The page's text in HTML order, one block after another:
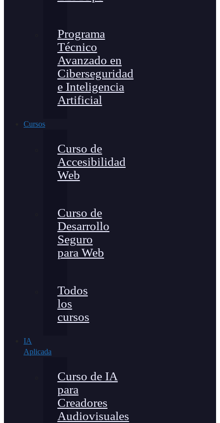
Programa
Técnico
Avanzado en
Ciberseguridad
e Inteligencia
Artificial
Cursos
Curso de
Accesibilidad
Web
Curso de
Desarrollo
Seguro
para Web
Todos
los
cursos
IA
Aplicada
Curso de IA
para
Creadores
Audiovisuales